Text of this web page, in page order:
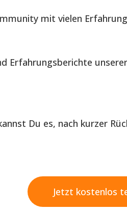
mit vielen
Erfahrungsberichte
Du es, nach kurzer
Jetzt kostenlos